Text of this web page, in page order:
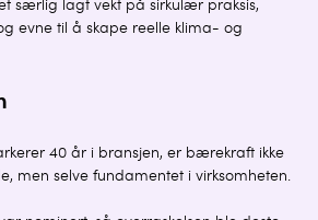
særlig lagt vekt på sirkulær praksis,
evne til å skape reelle klima- og
40 år i bransjen, er bærekraft ikke
men selve fundamentet i virksomheten.